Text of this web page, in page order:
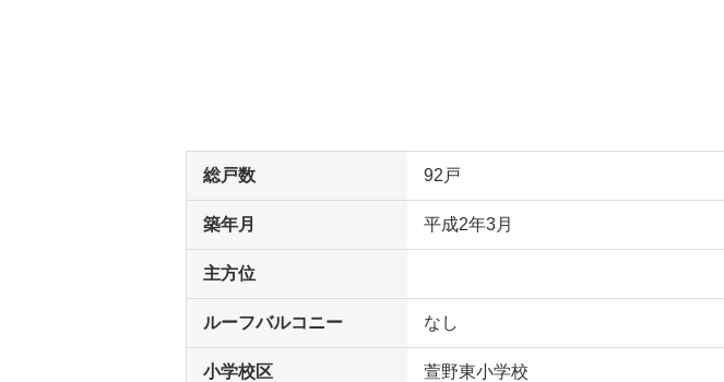
総戸数 92戸
築年月 平成2年3月
主方位
ルーフバルコニー なし
小学校区 萱野東小学校